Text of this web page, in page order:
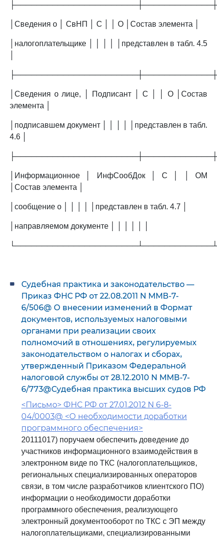
│Сведения о │ СвНП │ С │ │ О │Состав элемента │
│налогоплательщике │ │ │ │ │представлен в табл. 4.5
│Сведения о лице, │ Подписант │ С │ │ О │Состав
элемента │
│подписавшем документ │ │ │ │ │представлен в табл.
4.6 │
│Информационное │ ИнфСообДок │ С │ │ ОМ
│Состав элемента │
│сообщение о │ │ │ │ │представлен в табл. 4.7 │
│направляемом документе │ │ │ │ │ │
Судебная практика и законодательство —
Приказ ФНС РФ от 22.08.2011 N ММВ-7-
6/506@ О внесении изменений в Формат
документов, используемых налоговыми
органами при реализации своих
полномочий в отношениях, регулируемых
законодательством о налогах и сборах,
утвержденный Приказом Федеральной
налоговой службы от 28.12.2010 N ММВ-7-
6/773@Судебная практика высших судов РФ
<Письмо> ФНС РФ от 27.01.2012 N 6-8-
04/0003@ <О необходимости доработки
программного обеспечения>
20111017) поручаем обеспечить доведение до
участников информационного взаимодействия в
электронном виде по ТКС (налогоплательщиков,
региональных специализированных операторов
связи, в том числе разработчиков клиентского ПО)
информации о необходимости доработки
программного обеспечения, реализующего
электронный документооборот по ТКС с ЭП между
налогоплательщиками, специализированными